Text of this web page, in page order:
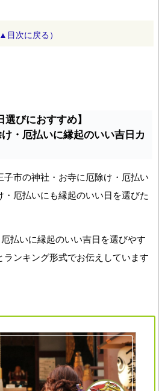
▲目次に戻る）
選びにおすすめ】
・厄払いに縁起のいい吉日カ
子市の神社・お寺に厄除け・厄払い
厄払いにも縁起のいい日を選びた
払いに縁起のいい吉日を選びやす
ランキング形式でお伝えしています